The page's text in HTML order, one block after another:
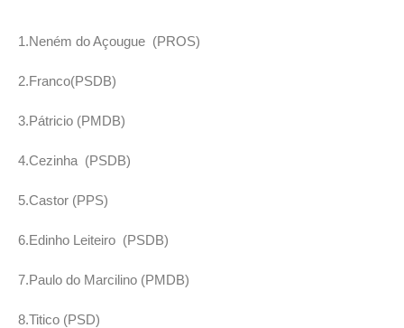
1.Neném do Açougue (PROS)
2.Franco(PSDB)
3.Pátricio (PMDB)
4.Cezinha (PSDB)
5.Castor (PPS)
6.Edinho Leiteiro (PSDB)
7.Paulo do Marcilino (PMDB)
8.Titico (PSD)